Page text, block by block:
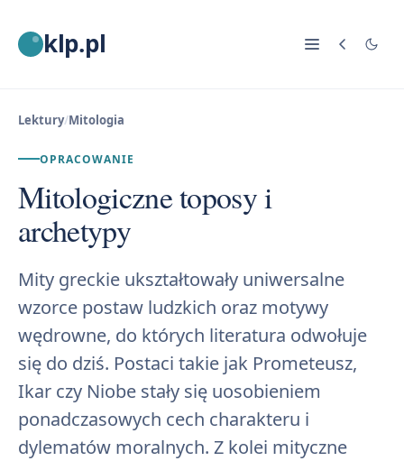
klp.pl
Lektury/Mitologia
OPRACOWANIE
Mitologiczne toposy i
archetypy
Mity greckie ukształtowały uniwersalne
wzorce postaw ludzkich oraz motywy
wędrowne, do których literatura odwołuje
się do dziś. Postaci takie jak Prometeusz,
Ikar czy Niobe stały się uosobieniem
ponadczasowych cech charakteru i
dylematów moralnych. Z kolei mityczne